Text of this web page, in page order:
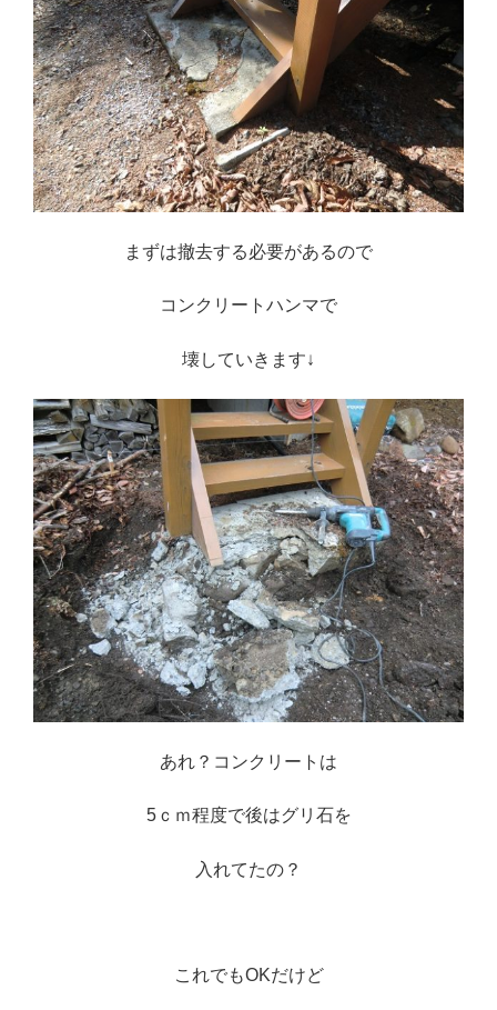
まずは撤去する必要があるので
コンクリートハンマで
壊していきます↓
あれ？コンクリートは
5ｃｍ程度で後はグリ石を
入れてたの？
これでもOKだけど